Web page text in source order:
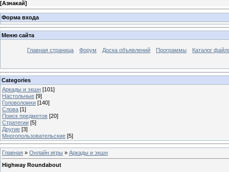
[Азнакай]
Форма входа
Меню сайта
Главная страница Форум Доска объявлений Программы Каталог
Categories
Аркады и экшн [101]
Настольные [9]
Головоломки [140]
Слова [1]
Поиск предметов [20]
Стратегии [5]
Другие [3]
Многопользовательские [5]
Главная » Онлайн игры » Аркады и экшн
Highway Roundabout